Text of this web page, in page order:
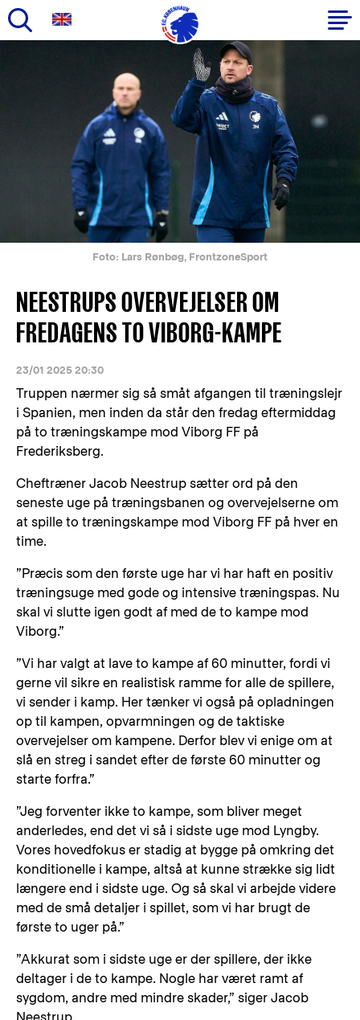
Foto: Lars Rønbøg, FrontzoneSport
NEESTRUPS OVERVEJELSER OM
FREDAGENS TO VIBORG-KAMPE
23/01 2025 20:30
Truppen nærmer sig så småt afgangen til træningslejr
i Spanien, men inden da står den fredag eftermiddag
på to træningskampe mod Viborg FF på
Frederiksberg.
Cheftræner Jacob Neestrup sætter ord på den
seneste uge på træningsbanen og overvejelserne om
at spille to træningskampe mod Viborg FF på hver en
time.
”Præcis som den første uge har vi har haft en positiv
træningsuge med gode og intensive træningspas. Nu
skal vi slutte igen godt af med de to kampe mod
Viborg.”
”Vi har valgt at lave to kampe af 60 minutter, fordi vi
gerne vil sikre en realistisk ramme for alle de spillere,
vi sender i kamp. Her tænker vi også på opladningen
op til kampen, opvarmningen og de taktiske
overvejelser om kampene. Derfor blev vi enige om at
slå en streg i sandet efter de første 60 minutter og
starte forfra.”
”Jeg forventer ikke to kampe, som bliver meget
anderledes, end det vi så i sidste uge mod Lyngby.
Vores hovedfokus er stadig at bygge på omkring det
konditionelle i kampe, altså at kunne strække sig lidt
længere end i sidste uge. Og så skal vi arbejde videre
med de små detaljer i spillet, som vi har brugt de
første to uger på.”
”Akkurat som i sidste uge er der spillere, der ikke
deltager i de to kampe. Nogle har været ramt af
sygdom, andre med mindre skader,” siger Jacob